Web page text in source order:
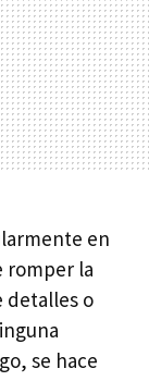
en
romper la
detalles o
se hace